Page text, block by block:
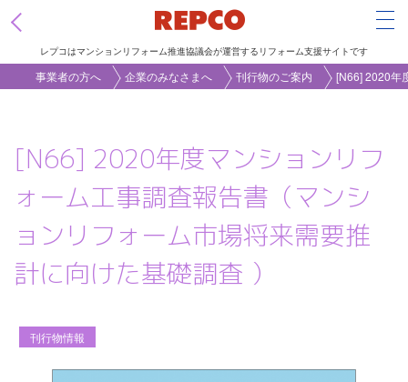
レプコはマンションリフォーム推進協議会が運営するリフォーム支援サイトです
事業者の方へ 企業のみなさまへ 刊行物のご案内 [N66] 2020年
[N66] 2020年度マンションリフ
ォーム工事調査報告書（マンシ
ョンリフォーム市場将来需要推
計に向けた基礎調査 ）
刊行物情報